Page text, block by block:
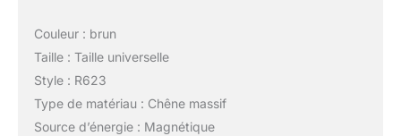
Couleur : brun
Taille : Taille universelle
Style : R623
Type de matériau : Chêne massif
Source d’énergie : Magnétique